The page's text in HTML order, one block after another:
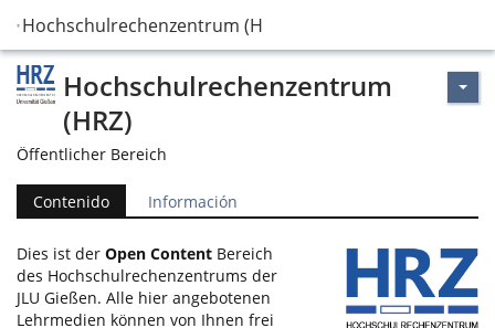
Hochschulrechenzentrum (HRZ)
Hochschulrechenzentrum
(HRZ)
Öffentlicher Bereich
Contenido Información
Dies ist der Open Content Bereich
des Hochschulrechenzentrums der
JLU Gießen. Alle hier angebotenen
Lehrmedien können von Ihnen frei